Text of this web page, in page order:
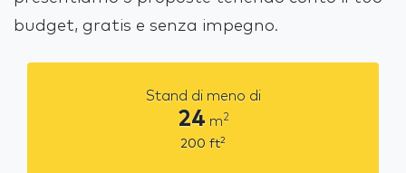
budget, gratis e senza impegno.
Stand di meno di
24 m2
200 ft2